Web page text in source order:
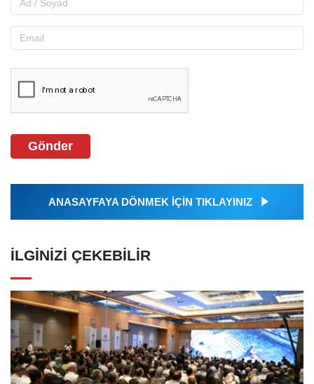
Gönder
ANASAYFAYA DÖNMEK İÇİN TIKLAYINIZ
İLGINIZI ÇEKEBILIR